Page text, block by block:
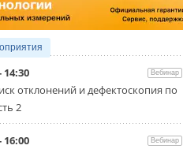
солнечной генерацией и
накопителем снижают
потребление на 60%
Исследователи из Италии установили ...
4 АВГУСТА 2026
«РУСКЛИМАТ Fest 2026» в Уфе
собрал свыше 700 профи
климатической отрасли
Организатором выступил торгово-
производственный холдинг ...
14:30 Вебинар
отклонений и дефектоскопия по
2
16:00 Вебинар